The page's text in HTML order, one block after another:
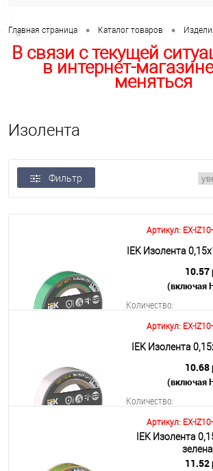
Главная страница • Каталог товаров •
В связи с текущей
в интернет-
меняться
Изолента
Фильтр
Артикул: EX-
IEK Изолента
10.57
(включая
Количество:
В
Подробнее
Артикул: EX-
IEK Изолента
10.68
(включая
Количество:
В
Артикул: EX-
IEK Изолента
11.52